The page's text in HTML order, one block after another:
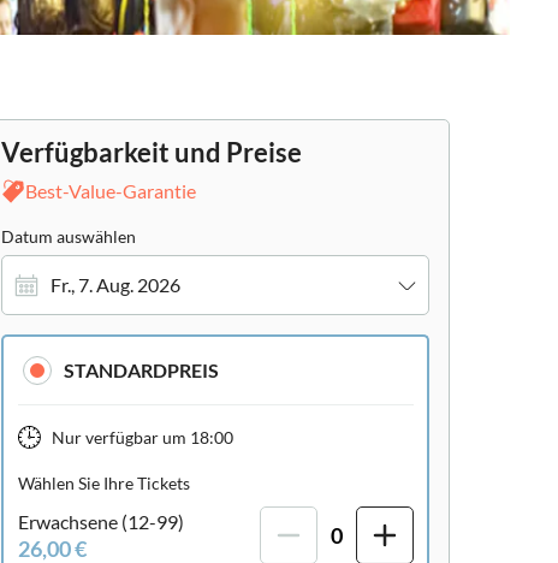
Verfügbarkeit und Preise
Best-Value-Garantie
Datum auswählen
Fr., 7. Aug. 2026
STANDARDPREIS
Nur verfügbar um 18:00
Wählen Sie Ihre Tickets
Erwachsene (12-99)
26,00 € 0